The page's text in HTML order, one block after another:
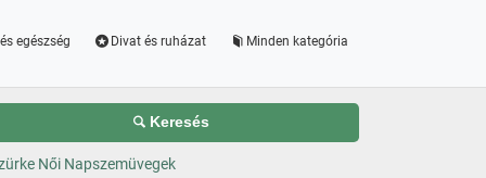
egészség Divat és ruházat Minden kategória
Keresés
Női Napszemüvegek